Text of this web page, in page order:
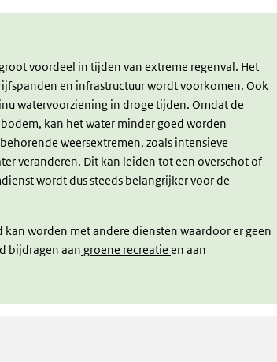
voordeel in tijden van extreme regenval. Het
en infrastructuur wordt voorkomen. Ook
watervoorziening in droge tijden. Omdat de
kan het water minder goed worden
weersextremen, zoals intensieve
veranderen. Dit kan leiden tot een overschot of
wordt dus steeds belangrijker voor de
worden met andere diensten waardoor er geen
bijdragen aan groene recreatie en aan